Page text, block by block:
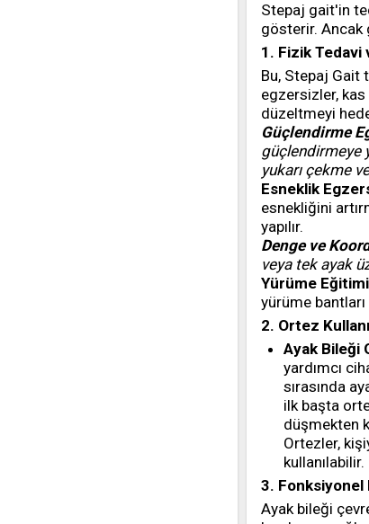
Stepaj gait'in
gösterir. Ancak
1. Fizik Tedavi
Bu, Stepaj Gait
egzersizler, kas
düzeltmeyi
Güçlendirme
güçlendirmeye
yukarı çekme
Esneklik
esnekliğini
yapılır.
Denge ve
veya tek ayak
Yürüme
yürüme bantları
2. Ortez
Ayak Bileği
yardımcı
sırasında
ilk başta
düşmekten
Ortezler,
kullanılabilir.
3. Fonksiyonel
Ayak bileği